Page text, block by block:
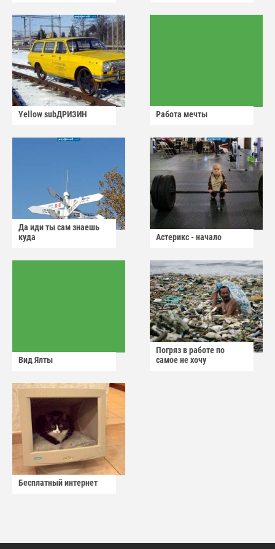
Yellow subДРИЗИН Работа мечты
Да иди ты сам знаешь
куда
Астерикс - начало
Вид Ялты
Погряз в работе по
самое не хочу
Бесплатный интернет